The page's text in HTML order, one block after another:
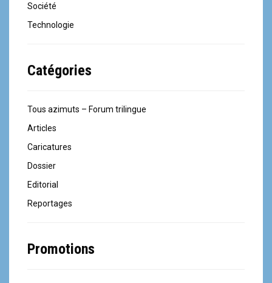
c
e
Société
Technologie
Catégories
Tous azimuts – Forum trilingue
Articles
Caricatures
Dossier
Editorial
Reportages
Promotions